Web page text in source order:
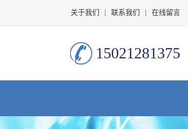
关于我们 联系我们 在线留言
15021281375